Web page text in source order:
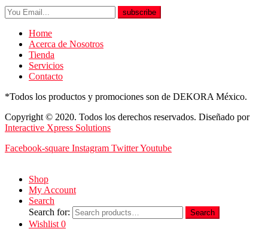
subscribe
Home
Acerca de Nosotros
Tienda
Servicios
Contacto
*Todos los productos y promociones son de DEKORA México.
Copyright © 2020. Todos los derechos reservados. Diseñado por
Interactive Xpress Solutions
Facebook-square Instagram TwitterYoutube
Shop
My Account
Search
Search for:
Search
Wishlist 0